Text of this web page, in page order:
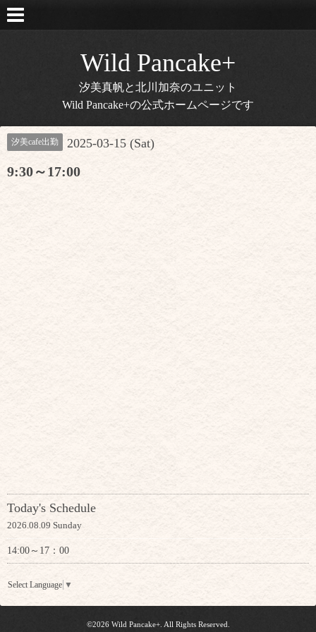
Wild Pancake+
汐美真帆と北川加奈のユニット
Wild Pancake+の公式ホームページです
汐美cafe出勤 2025-03-15 (Sat)
9:30～17:00
Today's Schedule
2026.08.09 Sunday
14:00～17：00
Select Language ▼
©2026 Wild Pancake+. All Rights Reserved.